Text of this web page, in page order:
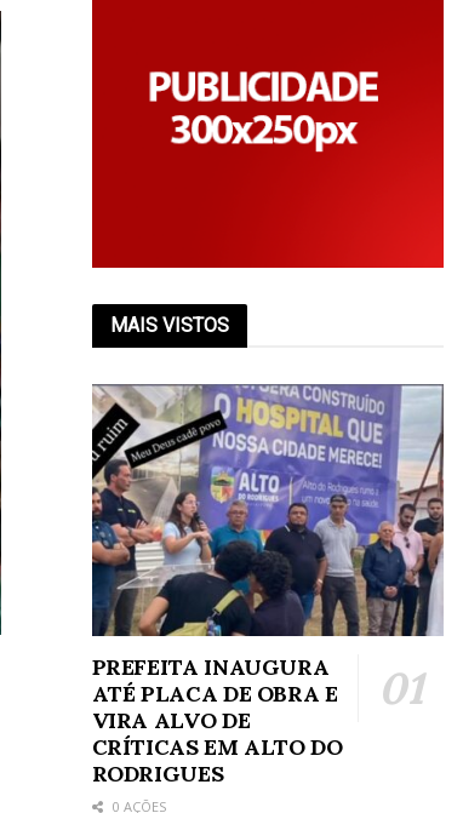
MAIS VISTOS
PREFEITA INAUGURA
ATÉ PLACA DE OBRA E
VIRA ALVO DE
CRÍTICAS EM ALTO DO
RODRIGUES
0 AÇÕES